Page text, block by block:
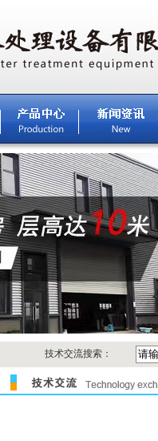
技术交流搜索：